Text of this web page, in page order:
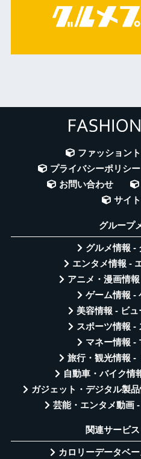
ファッション
プライバシーポリシー
お問い合わせ
サイ
グループ
グルメ情報 -
エンタメ情報 -
アニメ・漫画情
ゲーム情報 -
美容情報 - ビュ
スポーツ情報 -
マネー情報 -
旅行・観光情報 -
自動車・バイク情
ガジェット・デジタル製
芸能・エンタメ動画
関連サービ
カロリーデータベ